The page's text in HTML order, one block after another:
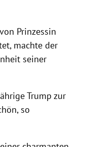
Prinzessin
machte der
seiner
Trump zur
so